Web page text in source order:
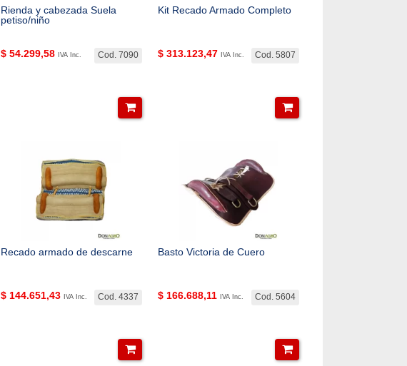
Rienda y cabezada Suela
petiso/niño
Cod. 7090
$ 54.299,58 IVA Inc.
Kit Recado Armado Completo
Cod. 5807
$ 313.123,47 IVA Inc.
Recado armado de descarne
Cod. 4337
$ 144.651,43 IVA Inc.
Basto Victoria de Cuero
Cod. 5604
$ 166.688,11 IVA Inc.